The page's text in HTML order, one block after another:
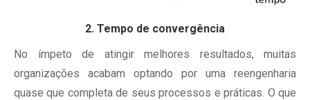
2. Tempo de convergência
No ímpeto de atingir melhores resultados, muitas
organizações acabam optando por uma reengenharia
quase que completa de seus processos e práticas. O que